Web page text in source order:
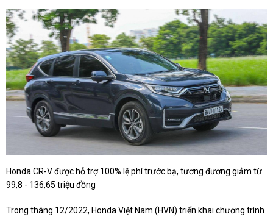
Honda CR-V được hỗ trợ 100% lệ phí trước bạ, tương đương giảm từ
99,8 - 136,65 triệu đồng
Trong tháng 12/2022, Honda Việt Nam (HVN) triển khai chương trình